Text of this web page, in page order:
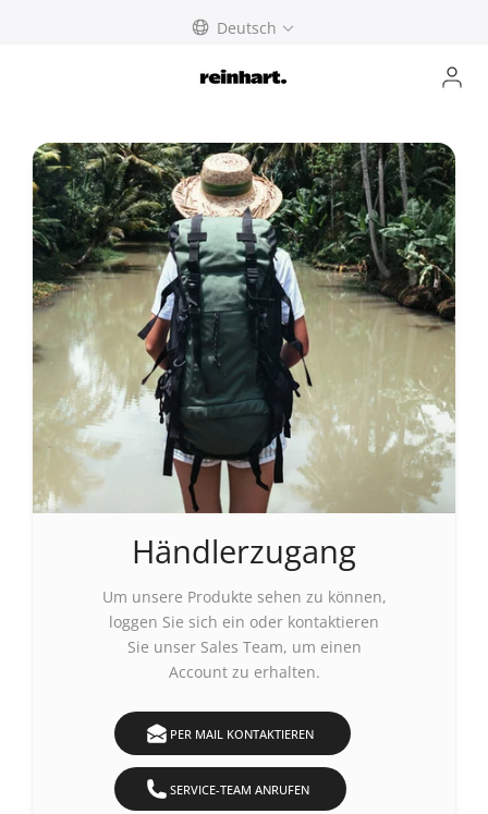
Deutsch
Händlerzugang
Um unsere Produkte sehen zu können,
loggen Sie sich ein oder kontaktieren
Sie unser Sales Team, um einen
Account zu erhalten.
PER MAIL KONTAKTIEREN
SERVICE-TEAM ANRUFEN